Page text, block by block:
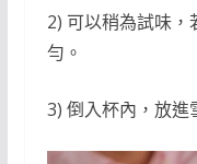
2) 可以稍為試味
勻。
3) 倒入杯內，放進